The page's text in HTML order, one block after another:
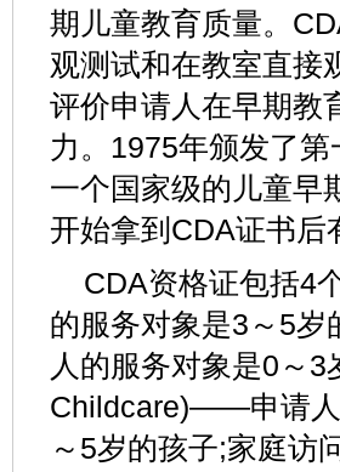
期儿童教育质量。
观测试和在教室直接
评价申请人在早期教
力。1975年颁发了
一个国家级的儿童早
开始拿到CDA证书后
CDA资格证包括4
的服务对象是3～5
人的服务对象是0～
Childcare)——申请人
～5岁的孩子;家庭